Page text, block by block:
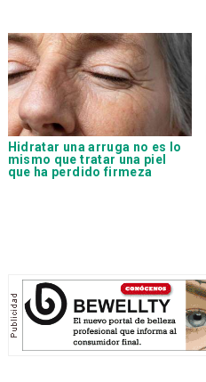
Hidratar una arruga no es lo
mismo que tratar una piel
que ha perdido firmeza